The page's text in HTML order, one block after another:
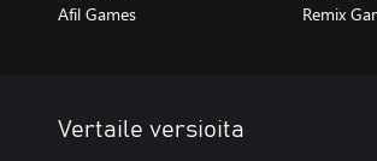
Afil Games Remix
Vertaile versioita